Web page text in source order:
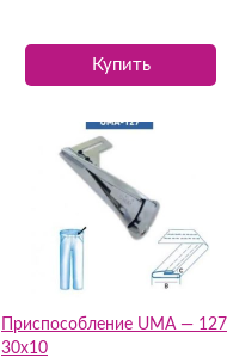
Купить
Приспособление UMA — 127
30х10